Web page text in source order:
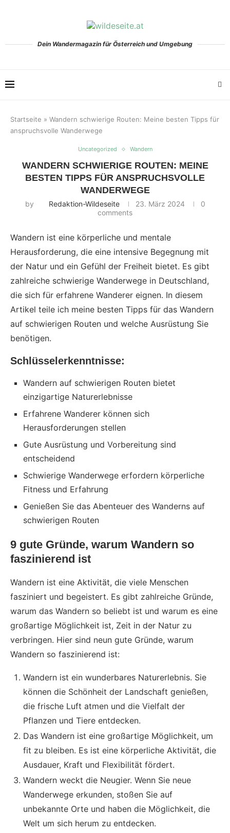
Dein Wandermagazin für Österreich und Umgebung
Startseite » Wandern schwierige Routen: Meine besten Tipps für
anspruchsvolle Wanderwege
Uncategorized Wandern
WANDERN SCHWIERIGE ROUTEN: MEINE
BESTEN TIPPS FÜR ANSPRUCHSVOLLE
WANDERWEGE
by Redaktion-Wildeseite 23. März 2024
0
comments
Wandern ist eine körperliche und mentale
Herausforderung, die eine intensive Begegnung mit
der Natur und ein Gefühl der Freiheit bietet. Es gibt
zahlreiche schwierige Wanderwege in Deutschland,
die sich für erfahrene Wanderer eignen. In diesem
Artikel teile ich meine besten Tipps für das Wandern
auf schwierigen Routen und welche Ausrüstung Sie
benötigen.
Schlüsselerkenntnisse:
Wandern auf schwierigen Routen bietet
einzigartige Naturerlebnisse
Erfahrene Wanderer können sich
Herausforderungen stellen
Gute Ausrüstung und Vorbereitung sind
entscheidend
Schwierige Wanderwege erfordern körperliche
Fitness und Erfahrung
Genießen Sie das Abenteuer des Wanderns auf
schwierigen Routen
9 gute Gründe, warum Wandern so
faszinierend ist
Wandern ist eine Aktivität, die viele Menschen
fasziniert und begeistert. Es gibt zahlreiche Gründe,
warum das Wandern so beliebt ist und warum es eine
großartige Möglichkeit ist, Zeit in der Natur zu
verbringen. Hier sind neun gute Gründe, warum
Wandern so faszinierend ist:
Wandern ist ein wunderbares Naturerlebnis. Sie
können die Schönheit der Landschaft genießen,
die frische Luft atmen und die Vielfalt der
Pflanzen und Tiere entdecken.
Das Wandern ist eine großartige Möglichkeit, um
fit zu bleiben. Es ist eine körperliche Aktivität, die
Ausdauer, Kraft und Flexibilität fördert.
Wandern weckt die Neugier. Wenn Sie neue
Wanderwege erkunden, stoßen Sie auf
unbekannte Orte und haben die Möglichkeit, die
Welt um sich herum zu entdecken.